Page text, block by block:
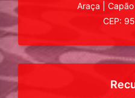
Araça
CEP: